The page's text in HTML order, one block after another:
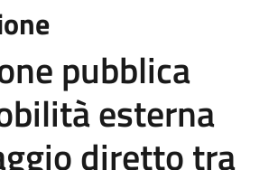
pubblica
esterna
diretto tra